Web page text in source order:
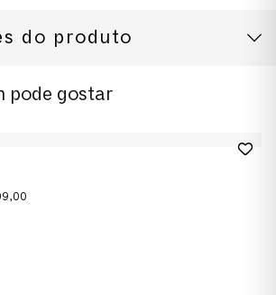
do produto
pode gostar